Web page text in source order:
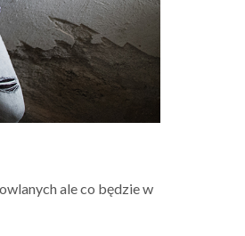
ale co będzie w